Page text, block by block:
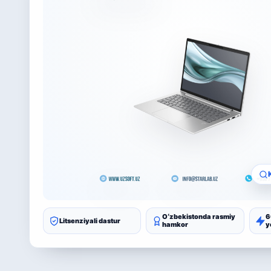
Litsenziyali dastur
Oʻzbekistonda rasmiy
hamkor